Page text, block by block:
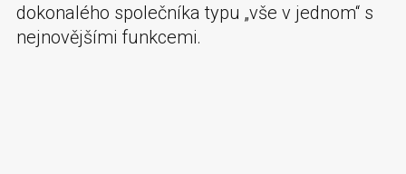
dokonalého společníka typu „vše v jednom“ s
nejnovějšími funkcemi.